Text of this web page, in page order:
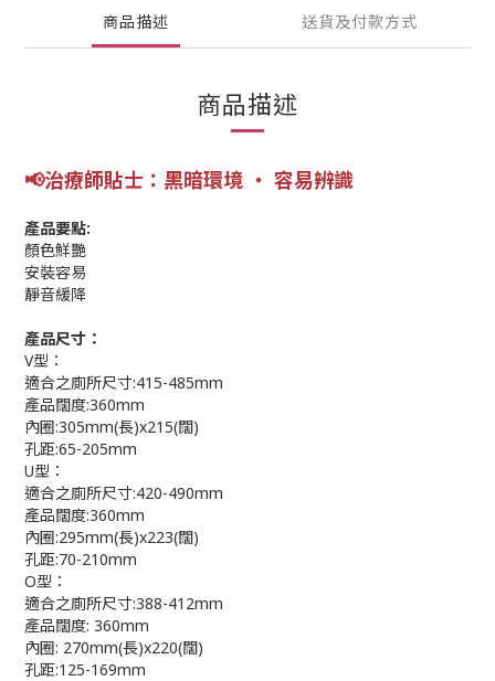
商品描述 送貨及付款方式
商品描述
📢治療師貼士 ：黑暗環境 ‧ 容易辨識
產品要點:
顏色鮮艷
安裝容易
靜音緩降
產品尺寸：
V型：
適合之廁所尺寸:415-485mm
產品闊度:360mm
內圈:305mm(長)x215(闊)
孔距:65-205mm
U型：
適合之廁所尺寸:420-490mm
產品闊度:360mm
內圈:295mm(長)x223(闊)
孔距:70-210mm
O型：
適合之廁所尺寸:388-412mm
產品闊度: 360mm
內圈: 270mm(長)x220(闊)
孔距:125-169mm